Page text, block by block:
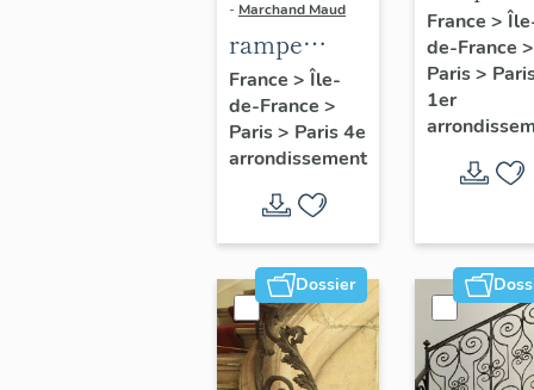
- Marchand Maud
rampe
d'appui,
escalier de
la maison à
cochère
dite hôtel
Charpentier
(non étudié)
France > Île-
de-France >
Paris> Paris 4e
arrondissement
d'appui,
escalier
la
porte
cochère
(non
France >
de-France >
Paris>
1er
Dossier